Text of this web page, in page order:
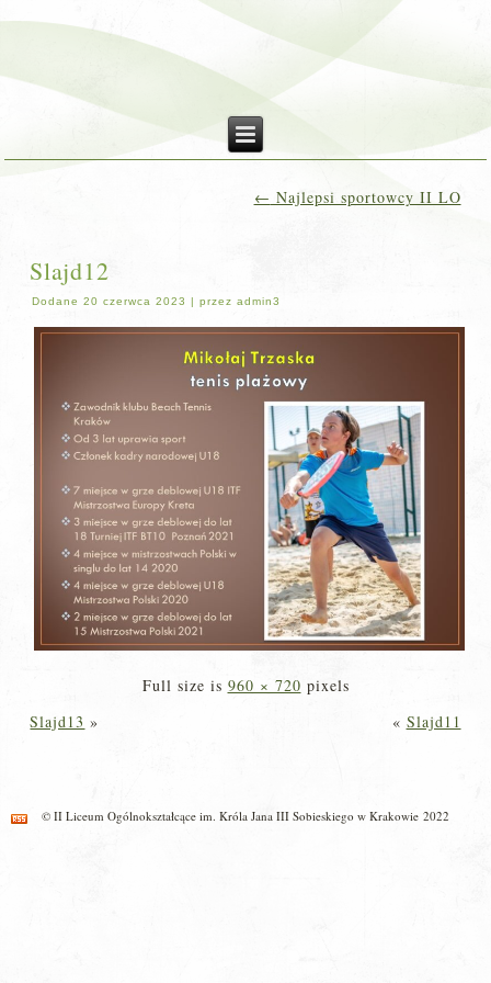
← Najlepsi sportowcy II LO
Slajd12
Dodane 20 czerwca 2023 |przez admin3
Full size is 960 × 720 pixels
Slajd13 » « Slajd11
© II Liceum Ogólnokształcące im. Króla Jana III Sobieskiego w Krakowie 2022